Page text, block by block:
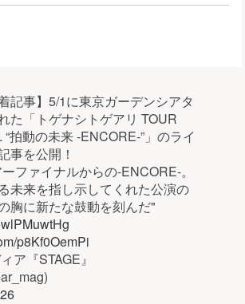
記事】5/1に東京ガーデンシアタ
た「トゲナシトゲアリ TOUR
拍動の未来 -ENCORE-”」のライ
事を公開！
ファイナルからの-ENCORE-。
未来を指し示してくれた公演の
胸に新たな鼓動を刻んだ"
p8Kf0OemPi
ア『STAGE』